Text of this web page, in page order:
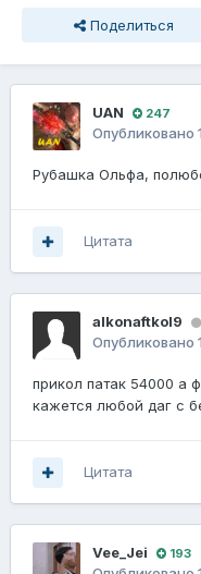
Поделиться
UAN 247
Опубликовано
Рубашка Ольфа,
Цитата
alkonaftkol9
Опубликовано
прикол патак 54000 а
кажется любой даг с
Цитата
Vee_Jei 193